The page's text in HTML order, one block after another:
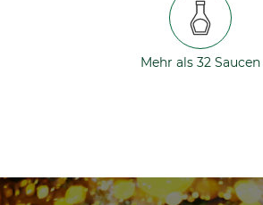
Mehr als 32 Saucen